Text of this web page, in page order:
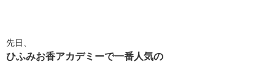
先日、
ひふみお香アカデミーで一番人気の